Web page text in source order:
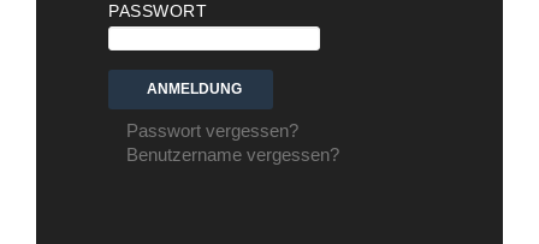
PASSWORT
Passwort vergessen?
Benutzername vergessen?